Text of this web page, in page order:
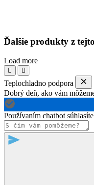
Ďalšie produkty z
Load more
Teplochladno podpora
Dobrý deň, ako vám
Používaním chatbot